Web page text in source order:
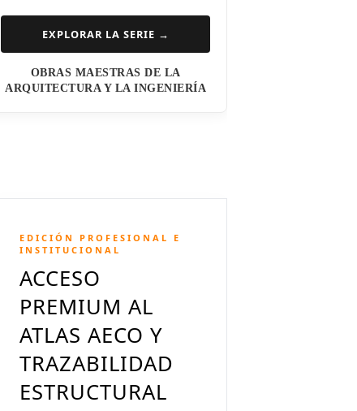
Henry N. Cobb
I.M. Pei
Luis Barragán
Richard Meier
Aldo Rossi
Toyo Ito
Jacques Herzog
Rem Koolhaas
Zaha Hadid
EXPLORAR LA SERIE →
OBRAS MAESTRAS DE LA
ARQUITECTURA Y LA INGENIERÍA
EDICIÓN PROFESIONAL E
INSTITUCIONAL
ACCESO
PREMIUM AL
ATLAS AECO Y
TRAZABILIDAD
ESTRUCTURAL